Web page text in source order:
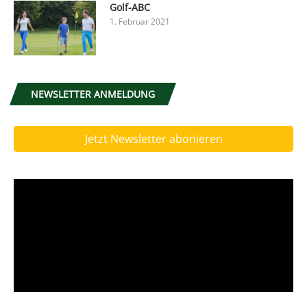
Golf-ABC
1. Februar 2021
NEWSLETTER ANMELDUNG
Jetzt Newsletter abonieren